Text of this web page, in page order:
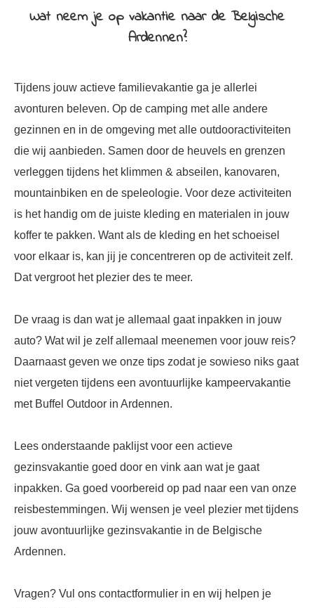
Wat neem je op vakantie naar de Belgische
Ardennen?
Tijdens jouw actieve familievakantie ga je allerlei
avonturen beleven. Op de camping met alle andere
gezinnen en in de omgeving met alle outdooractiviteiten
die wij aanbieden. Samen door de heuvels en grenzen
verleggen tijdens het klimmen & abseilen, kanovaren,
mountainbiken en de speleologie. Voor deze activiteiten
is het handig om de juiste kleding en materialen in jouw
koffer te pakken. Want als de kleding en het schoeisel
voor elkaar is, kan jij je concentreren op de activiteit zelf.
Dat vergroot het plezier des te meer.
De vraag is dan wat je allemaal gaat inpakken in jouw
auto? Wat wil je zelf allemaal meenemen voor jouw reis?
Daarnaast geven we onze tips zodat je sowieso niks gaat
niet vergeten tijdens een avontuurlijke kampeervakantie
met Buffel Outdoor in Ardennen.
Lees onderstaande paklijst voor een actieve
gezinsvakantie goed door en vink aan wat je gaat
inpakken. Ga goed voorbereid op pad naar een van onze
reisbestemmingen. Wij wensen je veel plezier met tijdens
jouw avontuurlijke gezinsvakantie in de Belgische
Ardennen.
Vragen? Vul ons contactformulier in en wij helpen je
te